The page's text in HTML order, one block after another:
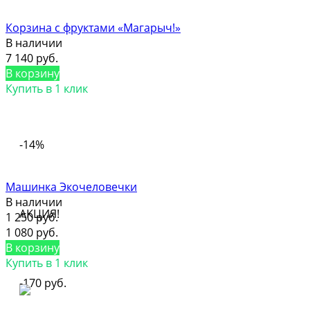
Корзина с фруктами «Магарыч!»
В наличии
7 140 руб.
В корзину
Купить в 1 клик
-14%
АКЦИЯ!
-170 руб.
Машинка Экочеловечки
В наличии
1 250 руб.
1 080 руб.
В корзину
Купить в 1 клик